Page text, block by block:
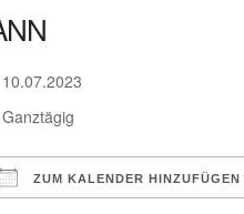
10.07.2023
Ganztägig
ZUM KALENDER HINZUFÜGEN